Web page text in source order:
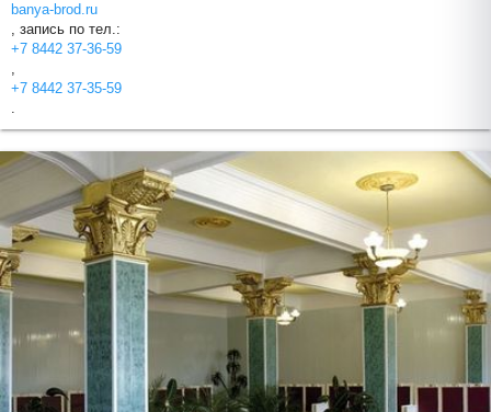
banya-brod.ru
, запись по тел.:
+7 8442 37-36-59
,
+7 8442 37-35-59
.